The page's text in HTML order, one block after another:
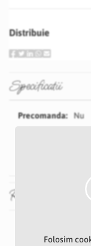
Distribuie
Specificatii
Specificatii
Nu
Recenzii
Folosim